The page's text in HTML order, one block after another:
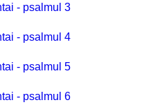
- psalmul 3
- psalmul 4
- psalmul 5
- psalmul 6